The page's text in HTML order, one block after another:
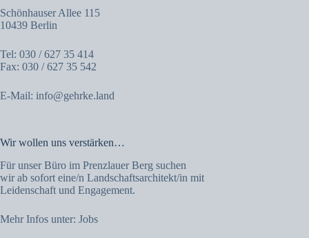
Schönhauser Allee 115
10439 Berlin
Tel: 030 / 627 35 414
Fax: 030 / 627 35 542
E-Mail: info@gehrke.land
Wir wollen uns verstärken…
Für unser Büro im Prenzlauer Berg suchen
wir ab sofort eine/n Landschaftsarchitekt/in mit
Leidenschaft und Engagement.
Mehr Infos unter: Jobs